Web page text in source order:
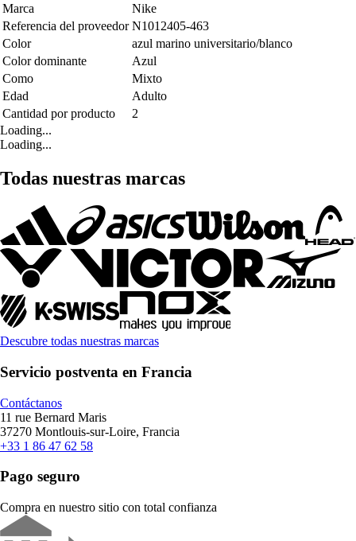
Marca
Nike
Referencia del proveedor N1012405-463
Color
azul marino universitario/blanco
Color dominante
Azul
Como
Mixto
Edad
Adulto
Cantidad por producto
2
Loading...
Loading...
Todas nuestras marcas
Descubre todas nuestras marcas
Servicio postventa en Francia
Contáctanos
11 rue Bernard Maris
37270 Montlouis-sur-Loire, Francia
+33 1 86 47 62 58
Pago seguro
Compra en nuestro sitio con total confianza